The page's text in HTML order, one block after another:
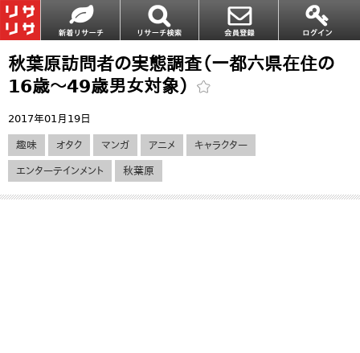
秋葉原訪問者の実態調査（一都六県在住の
16歳～49歳男女対象）
2017年01月19日
趣味 オタク マンガ アニメ キャラクター
エンターテインメント 秋葉原